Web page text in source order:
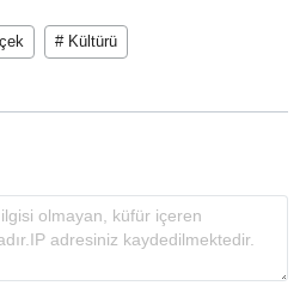
# Kültürü